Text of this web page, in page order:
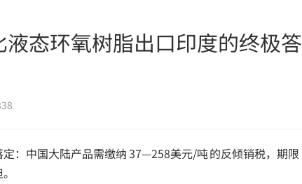
态环氧树脂出口印度的终极答
：中国大陆产品需缴纳 37—258美元/吨 的反倾销税，期限